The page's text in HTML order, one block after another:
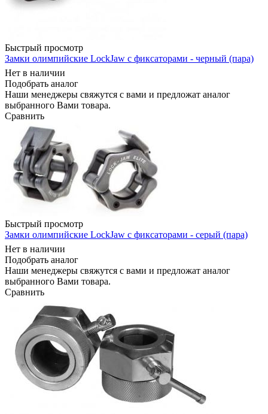
Быстрый просмотр
Замки олимпийские LockJaw с фиксаторами - черный (пара)
Нет в наличии
Подобрать аналог
Наши менеджеры свяжутся с вами и предложат аналог
выбранного Вами товара.
Сравнить
Быстрый просмотр
Замки олимпийские LockJaw с фиксаторами - серый (пара)
Нет в наличии
Подобрать аналог
Наши менеджеры свяжутся с вами и предложат аналог
выбранного Вами товара.
Сравнить